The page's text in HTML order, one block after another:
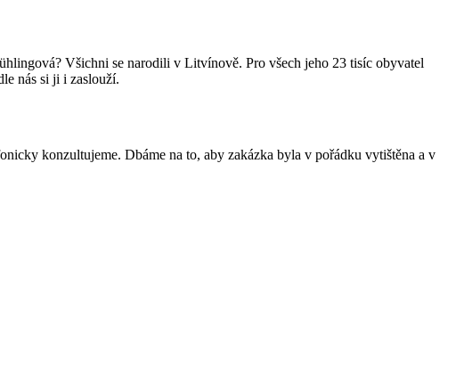
Všichni se narodili v Litvínově. Pro všech jeho 23 tisíc obyvatel
nás si ji i zaslouží.
konzultujeme. Dbáme na to, aby zakázka byla v pořádku vytištěna a v